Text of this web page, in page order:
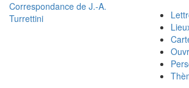
Correspondance de J.-A.
Turrettini